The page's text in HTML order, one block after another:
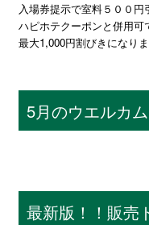
入場券提示で室料５００円
ハピホテクーポンと併用可
最大1,000円割びきになりま
5月のウエルカ
最新版！！販売